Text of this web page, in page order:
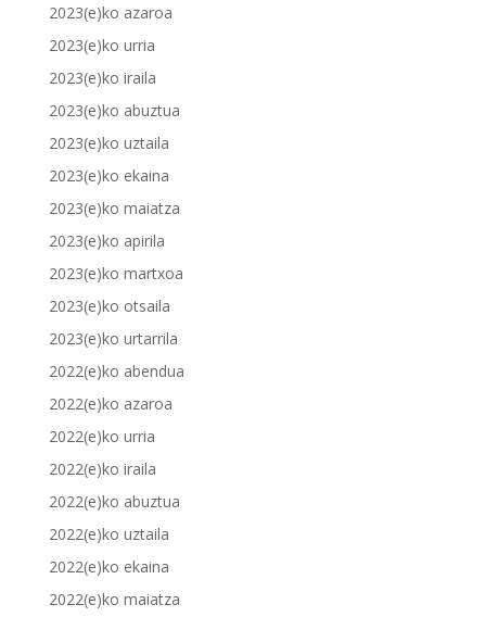
2023(e)ko azaroa
2023(e)ko urria
2023(e)ko iraila
2023(e)ko abuztua
2023(e)ko uztaila
2023(e)ko ekaina
2023(e)ko maiatza
2023(e)ko apirila
2023(e)ko martxoa
2023(e)ko otsaila
2023(e)ko urtarrila
2022(e)ko abendua
2022(e)ko azaroa
2022(e)ko urria
2022(e)ko iraila
2022(e)ko abuztua
2022(e)ko uztaila
2022(e)ko ekaina
2022(e)ko maiatza